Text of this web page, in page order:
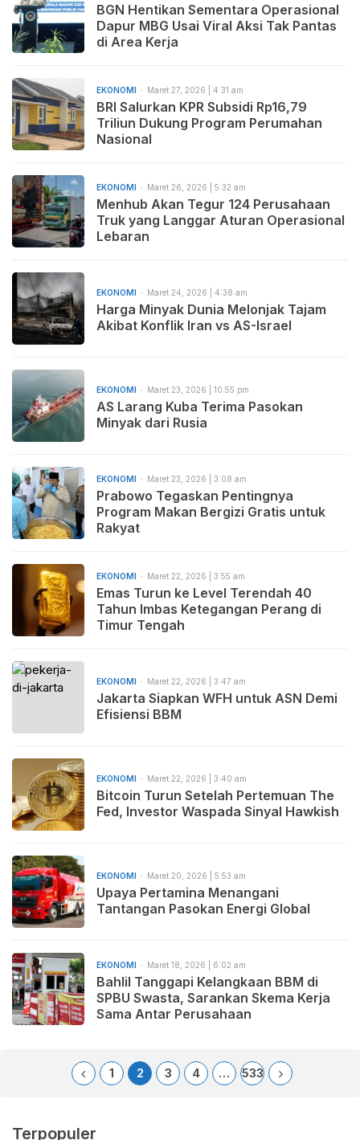
BGN Hentikan Sementara Operasional
Dapur MBG Usai Viral Aksi Tak Pantas
di Area Kerja
EKONOMI Maret 27, 2026 | 4:31 am
BRI Salurkan KPR Subsidi Rp16,79
Triliun Dukung Program Perumahan
Nasional
EKONOMI Maret 26, 2026 | 5:32 am
Menhub Akan Tegur 124 Perusahaan
Truk yang Langgar Aturan Operasional
Lebaran
EKONOMI Maret 24, 2026 | 4:38 am
Harga Minyak Dunia Melonjak Tajam
Akibat Konflik Iran vs AS-Israel
EKONOMI Maret 23, 2026 | 10:55 pm
AS Larang Kuba Terima Pasokan
Minyak dari Rusia
EKONOMI Maret 23, 2026 | 3:08 am
Prabowo Tegaskan Pentingnya
Program Makan Bergizi Gratis untuk
Rakyat
EKONOMI Maret 22, 2026 | 3:55 am
Emas Turun ke Level Terendah 40
Tahun Imbas Ketegangan Perang di
Timur Tengah
EKONOMI Maret 22, 2026 | 3:47 am
Jakarta Siapkan WFH untuk ASN Demi
Efisiensi BBM
EKONOMI Maret 22, 2026 | 3:40 am
Bitcoin Turun Setelah Pertemuan The
Fed, Investor Waspada Sinyal Hawkish
EKONOMI Maret 20, 2026 | 5:53 am
Upaya Pertamina Menangani
Tantangan Pasokan Energi Global
EKONOMI Maret 18, 2026 | 6:02 am
Bahlil Tanggapi Kelangkaan BBM di
SPBU Swasta, Sarankan Skema Kerja
Sama Antar Perusahaan
1 2 3 4 … 533
Terpopuler